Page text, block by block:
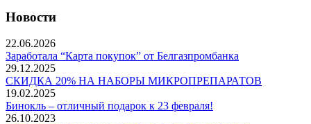
Новости
22.06.2026
Заработала “Карта покупок” от Белгазпромбанка
29.12.2025
СКИДКА 20% НА НАБОРЫ МИКРОПРЕПАРАТОВ
19.02.2025
Бинокль – отличный подарок к 23 февраля!
26.10.2023